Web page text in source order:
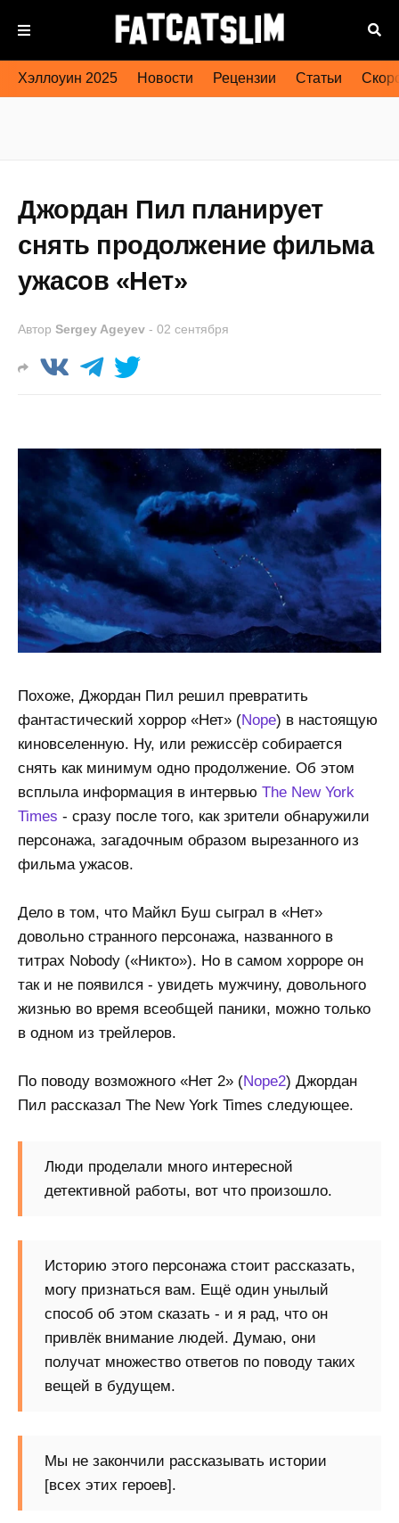
Хэллоуин 2025 Новости Рецензии Статьи
Джордан Пил планирует
снять продолжение фильма
ужасов «Нет»
Автор Sergey Ageyev - 02 сентября
Похоже, Джордан Пил решил превратить
фантастический хоррор «Нет» (Nope) в настоящую
киновселенную. Ну, или режиссёр собирается
снять как минимум одно продолжение. Об этом
всплыла информация в интервью The New York
Times - сразу после того, как зрители обнаружили
персонажа, загадочным образом вырезанного из
фильма ужасов.
Дело в том, что Майкл Буш сыграл в «Нет»
довольно странного персонажа, названного в
титрах Nobody («Никто»). Но в самом хорроре он
так и не появился - увидеть мужчину, довольного
жизнью во время всеобщей паники, можно только
в одном из трейлеров.
По поводу возможного «Нет 2» (Nope2) Джордан
Пил рассказал The New York Times следующее.
Люди проделали много интересной
детективной работы, вот что произошло.
Историю этого персонажа стоит рассказать,
могу признаться вам. Ещё один унылый
способ об этом сказать - и я рад, что он
привлёк внимание людей. Думаю, они
получат множество ответов по поводу таких
вещей в будущем.
Мы не закончили рассказывать истории
[всех этих героев].